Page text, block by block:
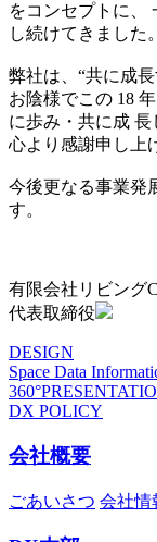
をコンセプトに、
し続けてきました。
弊社は、“共に成
お陰様でこの 18
に歩み・共に成 長
心より感謝申し上
今後更なる事業発
す。
有限会社リビング
代表取締役
DESIGN
Space Data
DX POLICY
会社概要
ごあいさつ 会社情